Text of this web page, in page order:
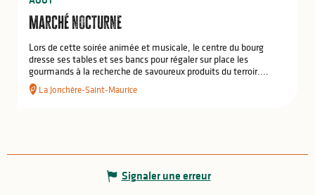
Marché nocturne
Lors de cette soirée animée et musicale, le centre du bourg
dresse ses tables et ses bancs pour régaler sur place les
gourmands à la recherche de savoureux produits du terroir....
La Jonchère-Saint-Maurice
Signaler une erreur